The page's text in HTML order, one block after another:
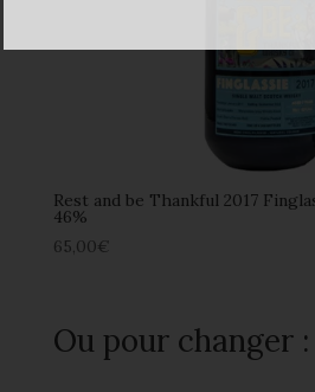
Rest and be Thankful 2017
46%
65,00€
Ou pour changer :